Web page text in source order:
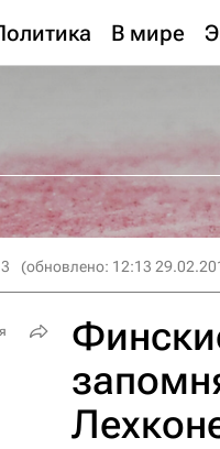
В мире
(обновлено: 12:13